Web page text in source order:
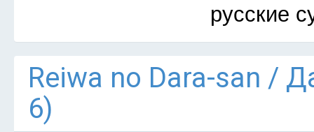
русские
Reiwa no Dara-san /
6)